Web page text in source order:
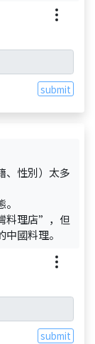
submit
、性別）太多
料理店”，但
國料理。
submit